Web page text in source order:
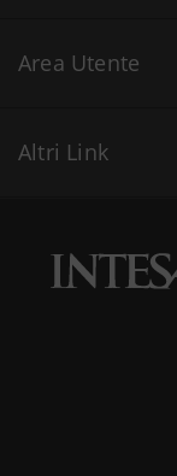
Area Utente
Altri Link